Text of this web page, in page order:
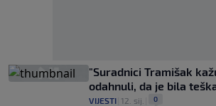
"Suradnici Tramišak
odahnuli, da je bila
VIJESTI 12. sij. 0